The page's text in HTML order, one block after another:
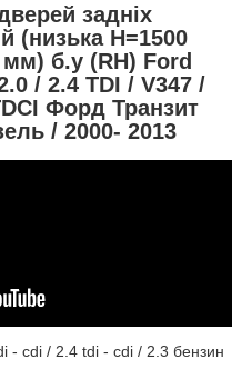
задніх
(низька H=1500
б.у (RH) Ford
/ 2.4 TDI / V347 /
Форд Транзит
/ 2000- 2013
- cdi / 2.4 tdi - cdi / 2.3 бензин